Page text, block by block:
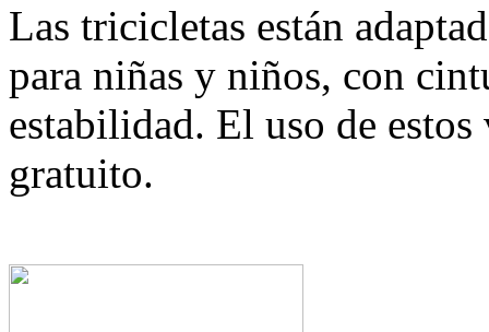
Las tricicletas están
para niñas y niños, con
estabilidad. El uso de
gratuito.